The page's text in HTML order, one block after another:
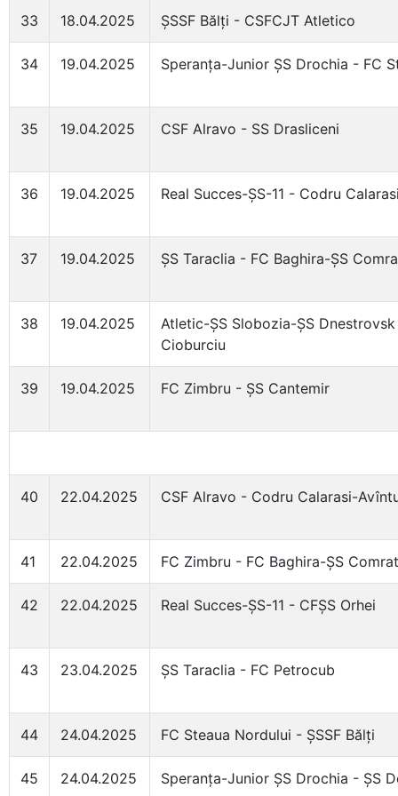
33 18.04.2025 ȘSSF Bălți - CSFCJT Atletico
34 19.04.2025 Speranța-Junior ȘS Drochia - FC
35 19.04.2025 CSF Alravo - SS Drasliceni
36 19.04.2025 Real Succes-ȘS-11 - Codru
37 19.04.2025 ȘS Taraclia - FC Baghira-ȘS
38 19.04.2025
Atletic-ȘS Slobozia-ȘS
Cioburciu
39 19.04.2025 FC Zimbru - ȘS Cantemir
40 22.04.2025 CSF Alravo - Codru Calarasi-
41 22.04.2025 FC Zimbru - FC Baghira-ȘS Comrat
42 22.04.2025 Real Succes-ȘS-11 - CFȘS Orhei
43 23.04.2025 ȘS Taraclia - FC Petrocub
44 24.04.2025 FC Steaua Nordului - ȘSSF Bălți
45 24.04.2025 Speranța-Junior ȘS Drochia - ȘS